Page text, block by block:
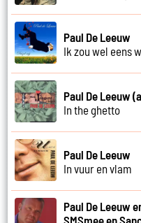
Paul De Leeuw
Ik zou wel eens
Paul De Leeuw
In the ghetto
Paul De Leeuw
In vuur en vlam
Paul De Leeuw
SMSmee en